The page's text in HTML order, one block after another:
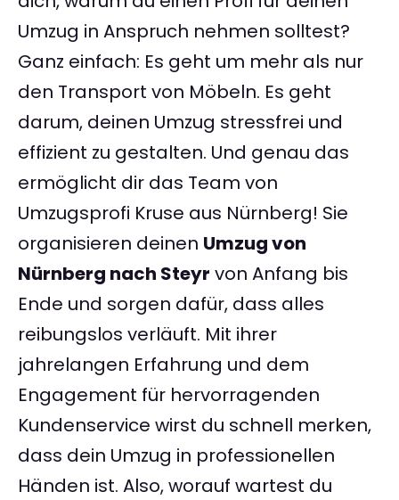
Umzug in Anspruch nehmen solltest?
Ganz einfach: Es geht um mehr als nur
den Transport von Möbeln. Es geht
darum, deinen Umzug stressfrei und
effizient zu gestalten. Und genau das
ermöglicht dir das Team von
Umzugsprofi Kruse aus Nürnberg! Sie
organisieren deinen Umzug von
Nürnberg nach Steyr von Anfang bis
Ende und sorgen dafür, dass alles
reibungslos verläuft. Mit ihrer
jahrelangen Erfahrung und dem
Engagement für hervorragenden
Kundenservice wirst du schnell merken,
dass dein Umzug in professionellen
Händen ist. Also, worauf wartest du